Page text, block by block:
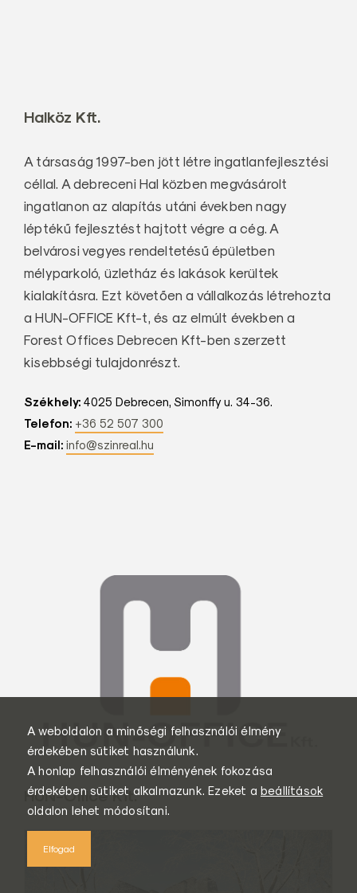
Halköz Kft.
A társaság 1997-ben jött létre ingatlanfejlesztési
céllal. A debreceni Hal közben megvásárolt
ingatlanon az alapítás utáni években nagy
léptékű fejlesztést hajtott végre a cég. A
belvárosi vegyes rendeltetésű épületben
mélyparkoló, üzletház és lakások kerültek
kialakításra. Ezt követően a vállalkozás létrehozta
a HUN-OFFICE Kft-t, és az elmúlt években a
Forest Offices Debrecen Kft-ben szerzett
kisebbségi tulajdonrészt.
Székhely: 4025 Debrecen, Simonffy u. 34-36.
Telefon: +36 52 507 300
E-mail: info@szinreal.hu
HUN-Office Kft.
A weboldalon a minőségi felhasználói élmény
érdekében sütiket használunk.
A honlap felhasználói élményének fokozása
érdekében sütiket alkalmazunk. Ezeket a beállítások
oldalon lehet módosítani.
Elfogad